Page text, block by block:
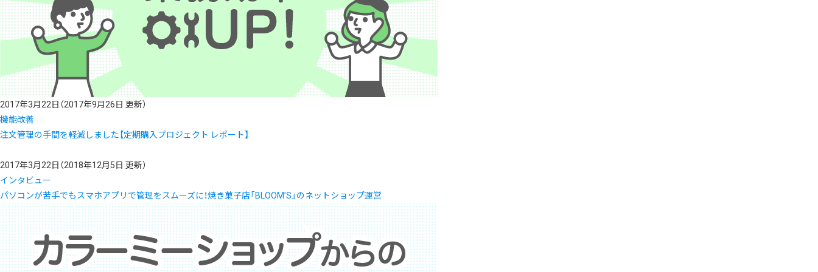
2017年3月22日 （2017年9月26日 更新）
機能改善
注文管理の手間を軽減しました【定期購入プロジェクト レポート】
2017年3月22日 （2018年12月5日 更新）
インタビュー
パソコンが苦手でもスマホアプリで管理をスムーズに！焼き菓子店「BLOOM’S」のネットショップ運営